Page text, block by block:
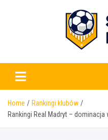
Home
Rankingi klubów
Rankingi Real Madryt –